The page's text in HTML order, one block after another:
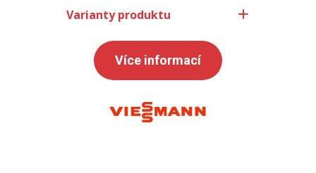
Varianty produktu
Více informací